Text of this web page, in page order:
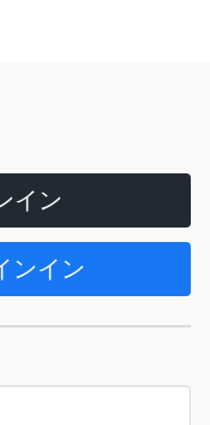
イン
ンイン